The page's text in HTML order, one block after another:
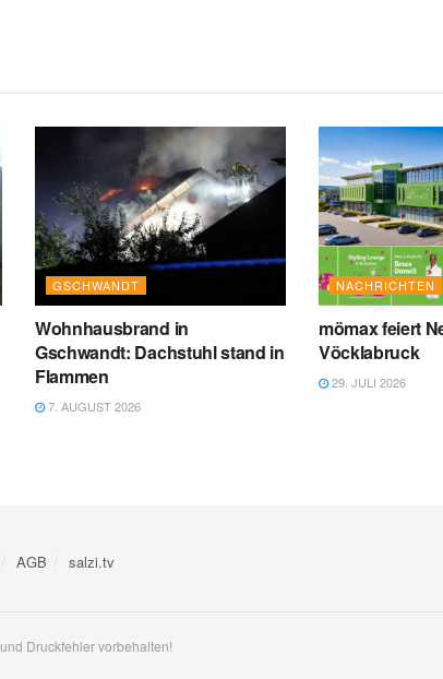
GSCHWANDT
Wohnhausbrand in
Gschwandt: Dachstuhl stand in
Flammen
7. AUGUST 2026
NACHRICHTEN
mömax feiert
Vöcklabruck
29. JULI 2026
AGB salzi.tv
Druckfehler vorbehalten!